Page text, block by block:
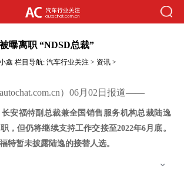
曝离职 “NDSD总裁”
鑫 栏目导航:汽车行业关注 > 资讯 >
）06月02日报道——
安福特副总裁兼全国销售服务机构总裁陆逸
，但仍将继续支持工作交接至2022年6月底。
特暂未披露陆逸的接替人选。